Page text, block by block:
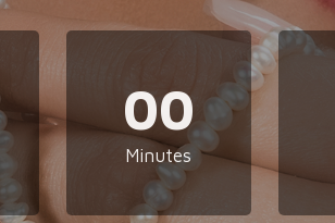
00
Minutes